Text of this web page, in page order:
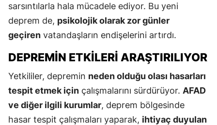
sarsıntılarla hala mücadele ediyor. Bu yeni
deprem de, psikolojik olarak zor günler
geçiren vatandaşların endişelerini artırdı.
DEPREMIN ETKILERI ARAŞTIRILIYOR
Yetkililer, depremin neden olduğu olası hasarları
tespit etmek için çalışmalarını sürdürüyor. AFAD
ve diğer ilgili kurumlar, deprem bölgesinde
hasar tespit çalışmaları yaparak, ihtiyaç duyulan